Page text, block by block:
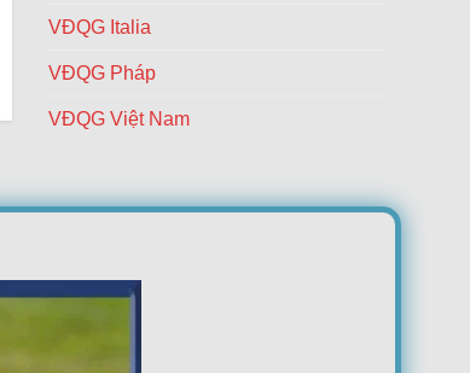
VĐQG Italia
VĐQG Pháp
VĐQG Việt Nam